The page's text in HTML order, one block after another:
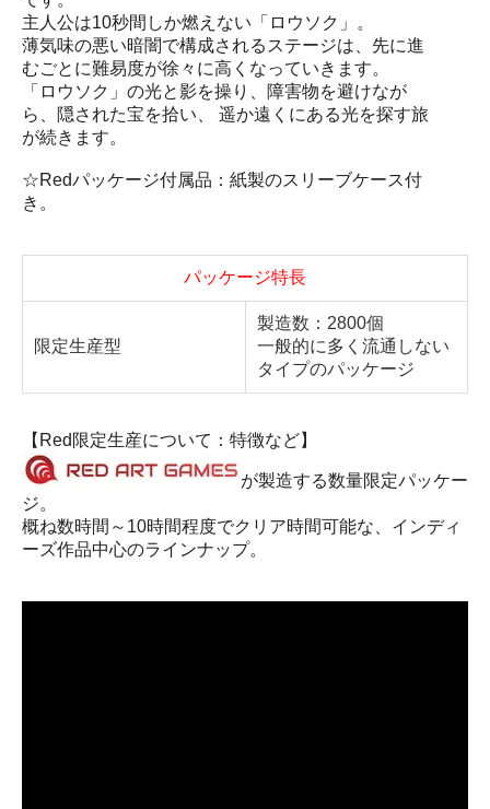
主人公は10秒間しか燃えない「ロウソク」。
薄気味の悪い暗闇で構成されるステージは、先に進
むごとに難易度が徐々に高くなっていきます。
「ロウソク」の光と影を操り、障害物を避けなが
ら、隠された宝を拾い、 遥か遠くにある光を探す旅
が続きます。
☆Redパッケージ付属品：紙製のスリーブケース付
き。
パッケージ特長
限定生産型
製造数：2800個
一般的に多く流通しない
タイプのパッケージ
【Red限定生産について：特徴など】
が製造する数量限定パッケー
ジ。
概ね数時間～10時間程度でクリア時間可能な、インディ
ーズ作品中心のラインナップ。